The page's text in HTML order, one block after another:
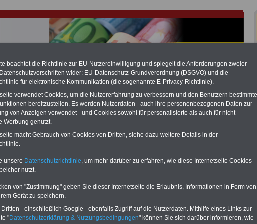
für Beamte & Ruhestandsbeamte (zu geringe Alimentation)
muss bisMärz 2027 eine Neuregelung der Besoldung beschließen). Auch beim
& Ruhestandsbeamte) gibt es teilweise hohe Nachzahlungen (Medienberichten
füralle (!) Beamtezwischen mind. 3.000 und 13.000 Euro, Der INFO-
hierzu eine Broschüre heraus, die unmittelbar nach dem Beschluss des
der Broschüre.
Beamte und den öffentlichen Dienst in Baden-Württemberg:
mit 3 Ratgebern für nur
versorgungsrecht
sowie Beihilferecht in Bund und
DienstZum Komplettpreis von 15 Euro im Jahr
können Sie zehn Bücher als eBook
beachtet die Richtlinie zur EU-Nutzereinwilligung und spiegelt die Anforderungen zweier
wider: EU-Datenschutz-Grundverordnung (DSGVO) und die
für elektronische Kommunikation (die sogenannte E-Privacy-Richtlinie).
verwendet Cookies, um die Nutzererfahrung zu verbessern und den Benutzern bestimmte
bereitzustellen. Es werden Nutzerdaten - auch ihre personenbezogenen Daten zur
von Anzeigen verwendet - und Cookies sowohl für personalisierte als auch für nicht
Werbung genutzt.
macht Gebrauch von Cookies von Dritten, siehe dazu weitere Details in der
unsere Datenschutzrichtlinie, um mehr darüber zu erfahren, wie diese Internetseite Cookies
nutzt.
von "Zustimmung" geben Sie dieser Internetseite die Erlaubnis, Informationen in Form von
Gerät zu speichern.
- einschließlich Google - ebenfalls Zugriff auf die Nutzerdaten. Mithilfe eines Links zur
"Datenschutzerklärung & Nutzungsbedingungen" können Sie sich darüber informieren, wie